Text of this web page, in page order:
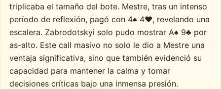
triplicaba el tamaño del bote. Mestre, tras un intenso
período de reflexión, pagó con 4♠ 4♥, revelando una
escalera. Zabrodotskyi solo pudo mostrar A♠ 9♣ por
as-alto. Este call masivo no solo le dio a Mestre una
ventaja significativa, sino que también evidenció su
capacidad para mantener la calma y tomar
decisiones críticas bajo una inmensa presión.